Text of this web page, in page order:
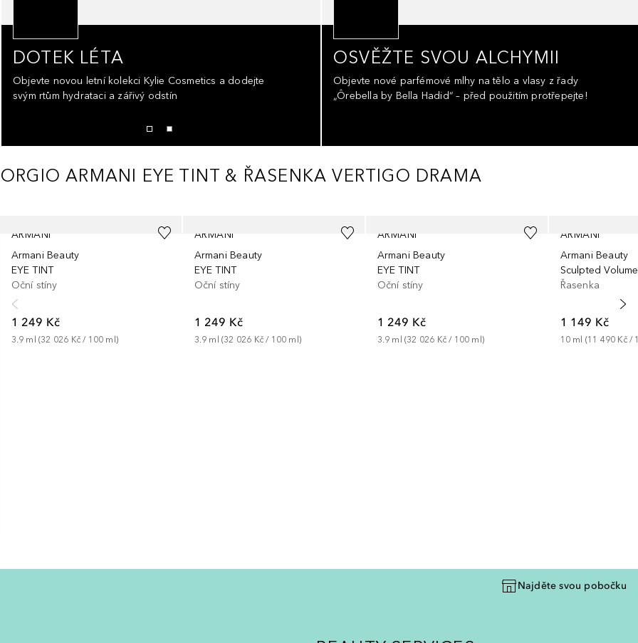
DOTEK LÉTA
Objevte novou letní kolekci Kylie Cosmetics a dodejte
svým rtům hydrataci a zářivý odstín
OSVĚŽTE SVOU ALCHYMII
Objevte nové parfémové mlhy na tělo a vlasy z řady
„Ôrebella by Bella Hadid“ – před použitím protřepejte!
ARMANI EYE TINT & ŘASENKA VERTIGO DRAMA
ARMANI
Armani Beauty
EYE TINT
Oční stíny
1 249 Kč
3.9 ml (32 026 Kč / 100 ml )
ARMANI
Armani Beauty
EYE TINT
Oční stíny
1 249 Kč
3.9 ml (32 026 Kč / 100 ml )
ARMANI
Armani Beauty
EYE TINT
Oční stíny
1 249 Kč
3.9 ml (32 026 Kč / 100 ml )
ARMANI
Armani Beauty
Sculpted Volume
Řasenka
1 149 Kč
10 ml (11 490 Kč /
Najděte svou pobočku